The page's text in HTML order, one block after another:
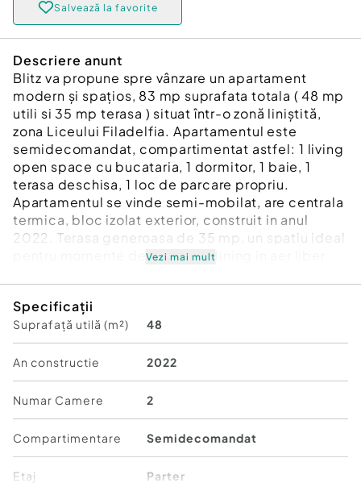
Salvează la favorite
Descriere anunt
Blitz va propune spre vânzare un apartament
modern și spațios, 83 mp suprafata totala ( 48 mp
utili si 35 mp terasa ) situat într-o zonă liniștită,
zona Liceului Filadelfia. Apartamentul este
semidecomandat, compartimentat astfel: ⁠1 living
open space cu bucataria, 1 dormitor, ⁠1 baie, 1
terasa deschisa, ⁠1 loc de parcare propriu.
Apartamentul se vinde semi-mobilat, are centrala
termica, bloc izolat exterior, construit in anul
2022. Terasa generoasa de 35 mp, un spatiu ideal
pentru momente de relaxare, dining in aer liber
vizionare, contactati-ne.
Cod ofertă / ID BLITZ: P172504
Id intern: P172504
Confort:1
Tip imobil:Bloc de apartamente
Număr Băi: 1
Vezi mai mult
Specificații
Suprafață utilă (m²) 48
An constructie 2022
Numar Camere 2
Compartimentare Semidecomandat
Etaj Parter